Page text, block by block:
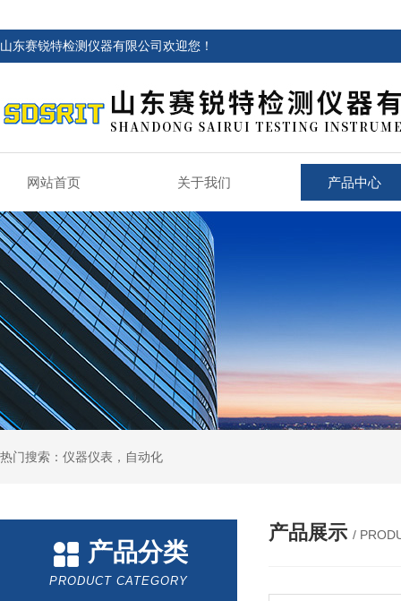
山东赛锐特检测仪器有限公司欢迎您！
网站首页 关于我们 产品中心
热门搜索：仪器仪表，自动化
产品分类
PRODUCT CATEGORY
产品展示 /